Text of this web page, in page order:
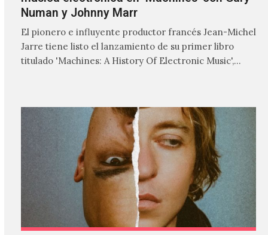
Numan y Johnny Marr
El pionero e influyente productor francés Jean-Michel
Jarre tiene listo el lanzamiento de su primer libro
titulado 'Machines: A History Of Electronic Music',